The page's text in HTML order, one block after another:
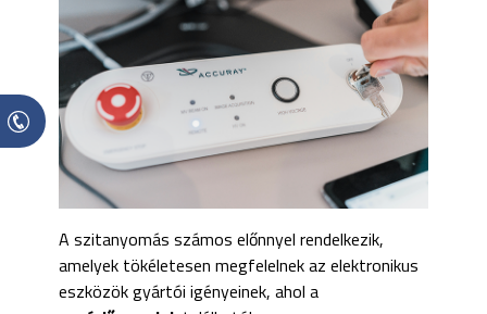
A szitanyomás számos előnnyel rendelkezik,
amelyek tökéletesen megfelelnek az elektronikus
eszközök gyártói igényeinek, ahol a